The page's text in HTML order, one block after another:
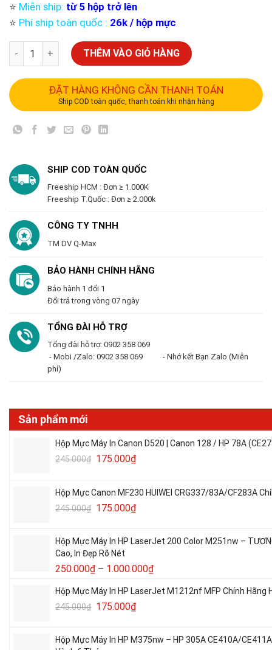
⭐️ Miễn ship: từ 5 hộp trở lên
⭐️ Phí ship toàn quốc : 26k / hộp mực
THÊM VÀO GIỎ HÀNG
ĐẶT HÀNG KHÔNG CẦN THANH TOÁN
Ship COD toàn quốc, thanh toán khi nhận hàng
SHIP COD TOÀN QUỐC
Freeship HCM : Đơn ≥ 1.000K
Freeship T.Quốc : Đơn ≥ 2.000k
CÔNG TY TNHH
TM DV Q-Max
BẢO HÀNH CHÍNH HÃNG
Bảo hành 1 đổi 1
Đổi trả trong vòng 07 ngày
TỔNG ĐÀI HỖ TRỢ
Tổng đài hỗ trợ: 0902 358 069
- Mobi /Zalo: 0902 358 069 - Nhớ kết Bạn Zalo (Miễn
phí)
Sản phẩm mới
Hộp Mực Máy In Canon D520 | Canon 128 / HP 78A
245.000₫ 175.000₫
Hộp Mực Canon MF230 HUIWEI CRG337/83A/CF283A
245.000₫ 175.000₫
Hộp Mực Máy In HP LaserJet 200 Color M251nw –
Cao, In Đẹp Rõ Nét
250.000₫ – 1.000.000₫
Hộp Mực Máy In HP LaserJet M1212nf MFP Chính
245.000₫ 175.000₫
Hộp Mực Máy In HP M375nw – HP 305A CE410A/